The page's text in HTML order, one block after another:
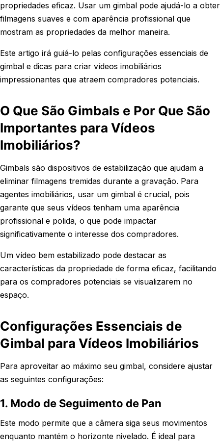
propriedades eficaz. Usar um gimbal pode ajudá-lo a obter
filmagens suaves e com aparência profissional que
mostram as propriedades da melhor maneira.
Este artigo irá guiá-lo pelas configurações essenciais de
gimbal e dicas para criar vídeos imobiliários
impressionantes que atraem compradores potenciais.
O Que São Gimbals e Por Que São
Importantes para Vídeos
Imobiliários?
Gimbals são dispositivos de estabilização que ajudam a
eliminar filmagens tremidas durante a gravação. Para
agentes imobiliários, usar um gimbal é crucial, pois
garante que seus vídeos tenham uma aparência
profissional e polida, o que pode impactar
significativamente o interesse dos compradores.
Um vídeo bem estabilizado pode destacar as
características da propriedade de forma eficaz, facilitando
para os compradores potenciais se visualizarem no
espaço.
Configurações Essenciais de
Gimbal para Vídeos Imobiliários
Para aproveitar ao máximo seu gimbal, considere ajustar
as seguintes configurações:
1. Modo de Seguimento de Pan
Este modo permite que a câmera siga seus movimentos
enquanto mantém o horizonte nivelado. É ideal para